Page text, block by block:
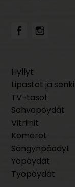
Hyllyt
Lipastot ja
TV-tasot
Sohvapöydät
Vitriinit
Komerot
Sängynpäädyt
Yöpöydät
Työpöydät